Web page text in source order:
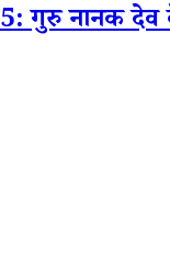
देव के